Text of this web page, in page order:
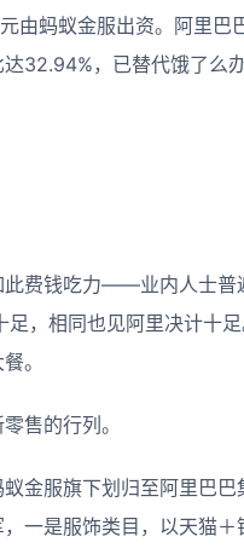
由蚂蚁金服出资。阿里巴
32.94%，已替代饿了么
费钱吃力——业内人士普
，相同也见阿里决计十
。
售的行列。
金服旗下划归至阿里巴
一是服饰类目，以天猫